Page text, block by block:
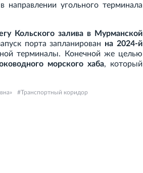
угольного терминала
Кольского залива в Мурманской
порта запланирован на 2024-й
терминалы. Конечной же целью
морского хаба, который
Транспортный коридор